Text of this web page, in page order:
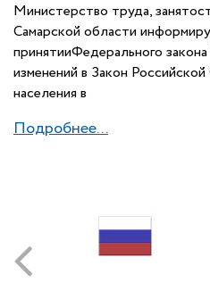
Министерство труда,
Самарской области
принятииФедерального
изменений в Закон
населения в
Подробнее...